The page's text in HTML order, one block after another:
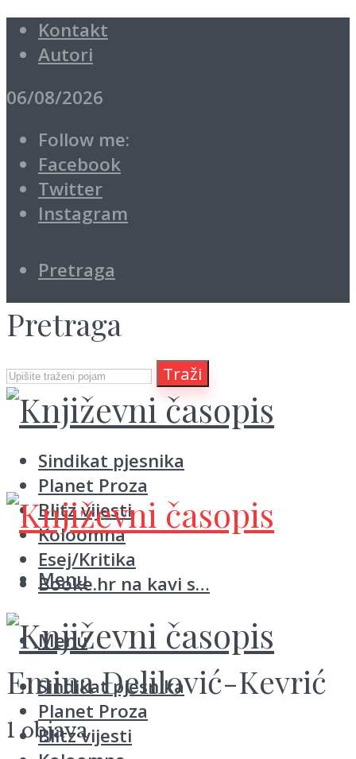
Kontakt
Autori
06/08/2026
Follow me:
Facebook
Twitter
Instagram
Pretraga
Pretraga
Traži
Sindikat pjesnika
Planet Proza
Blitz vijesti
Koloomna
Esej/Kritika
Booke.hr na kavi s…
Menu
Menu
Sindikat pjesnika
Planet Proza
Blitz vijesti
Emina Đelilović-Kevrić
1 objava